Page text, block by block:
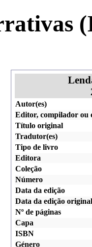
Autor(es)
Editor, compilador ou
Título original
Tradutor(es)
Tipo de livro
Editora
Coleção
Número
Data da edição
Data da edição original
Nº de páginas
Capa
ISBN
Género